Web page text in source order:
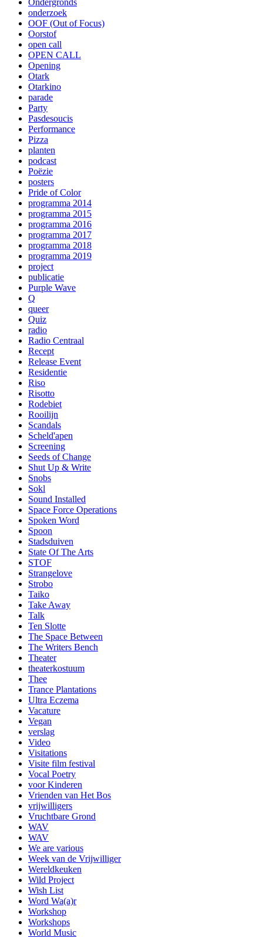
Ondergronds
onderzoek
OOF (Out of Focus)
Oorstof
open call
OPEN CALL
Opening
Otark
Otarkino
parade
Party
Pasdesoucis
Performance
Pizza
planten
podcast
Poëzie
posters
Pride of Color
programma 2014
programma 2015
programma 2016
programma 2017
programma 2018
programma 2019
project
publicatie
Purple Wave
Q
queer
Quiz
radio
Radio Centraal
Recept
Release Event
Residentie
Riso
Risotto
Rodebiet
Rooilijn
Scandals
Scheld'apen
Screening
Seeds of Change
Shut Up & Write
Snobs
Sokl
Sound Installed
Space Force Operations
Spoken Word
Spoon
Stadsduiven
State Of The Arts
STOF
Strangelove
Strobo
Taiko
Take Away
Talk
Ten Slotte
The Space Between
The Writers Bench
Theater
theaterkostuum
Thee
Trance Plantations
Ultra Eczema
Vacature
Vegan
verslag
Video
Visitations
Visite film festival
Vocal Poetry
voor Kinderen
Vrienden van Het Bos
vrijwilligers
Vruchtbare Grond
WAV
WAV
We are various
Week van de Vrijwilliger
Wereldkeuken
Wild Project
Wish List
Word Wa(a)r
Workshop
Workshops
World Music